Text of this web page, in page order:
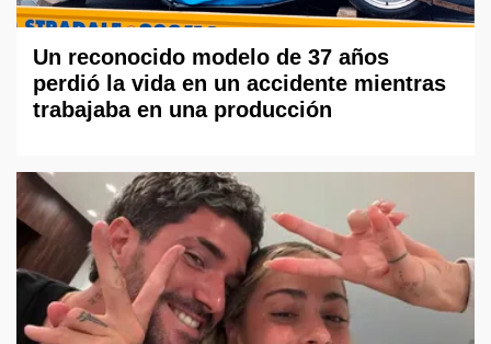
Un reconocido modelo de 37 años
perdió la vida en un accidente mientras
trabajaba en una producción